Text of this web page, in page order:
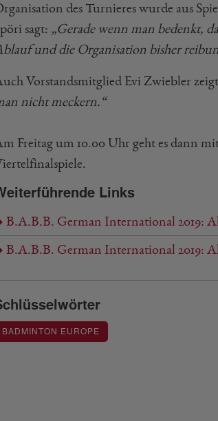
des Turnieres wurde aus
sagt: „Gerade wenn man bedenkt,
und die Organisation bisher
Vorstandsmitglied Evi Zwiebler
nicht meckern.“
Freitag um 10.00 Uhr geht es dann
Links
B.A.B.B. German International 2019:
B.A.B.B. German International 2019:
BADMINTON EUROPE